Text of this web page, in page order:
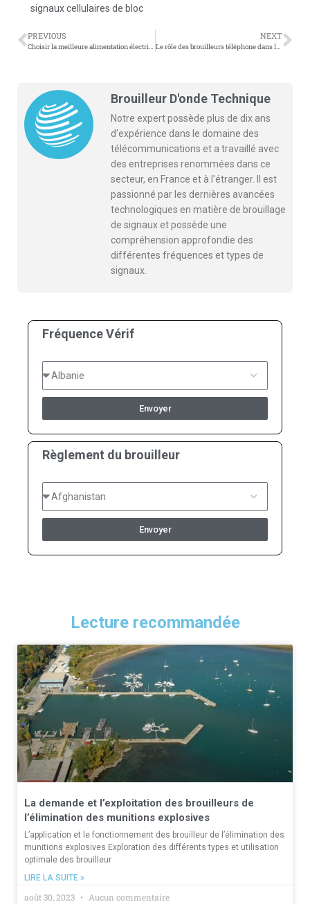
signaux cellulaires de bloc
PREVIOUS NEXT
Brouilleur D'onde Technique
Notre expert possède plus de dix ans
d'expérience dans le domaine des
télécommunications et a travaillé avec
des entreprises renommées dans ce
secteur, en France et à l'étranger. Il est
passionné par les dernières avancées
technologiques en matière de brouillage
de signaux et possède une
compréhension approfondie des
différentes fréquences et types de
signaux.
Fréquence Vérif
Envoyer
Règlement du brouilleur
Envoyer
Lecture recommandée
La demande et l’exploitation des brouilleurs de
l’élimination des munitions explosives
L’application et le fonctionnement des brouilleur de l’élimination des
munitions explosives Exploration des différents types et utilisation
optimale des brouilleur
LIRE LA SUITE »
août 30, 2023 Aucun commentaire